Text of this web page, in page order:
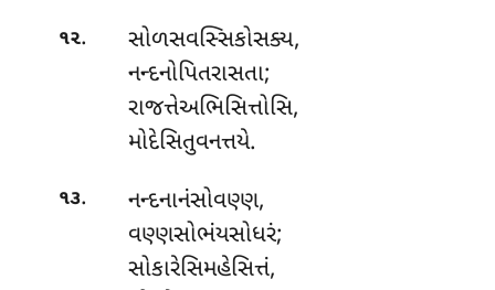
૧૨. સોળસવસ્સિકોસક્ય,
નન્દનોપિતરાસતા;
રાજત્તેઅભિસિત્તોસિ,
મોદેસિતુવનત્તયે.
૧૩. નન્દનાનંસોવણ્ણ,
વણ્ણસોભંયસોધરં;
સોકારેસિમહેસિત્તં,